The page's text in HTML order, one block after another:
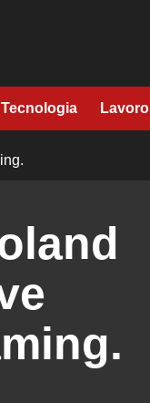
Tecnologia Lavoro